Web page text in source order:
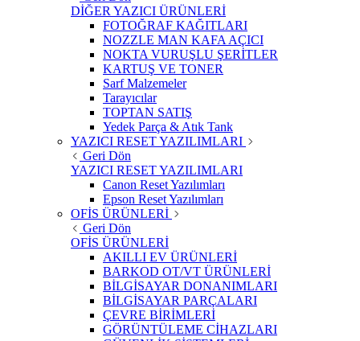
DİĞER YAZICI ÜRÜNLERİ
FOTOĞRAF KAĞITLARI
NOZZLE MAN KAFA AÇICI
NOKTA VURUŞLU ŞERİTLER
KARTUŞ VE TONER
Sarf Malzemeler
Tarayıcılar
TOPTAN SATIŞ
Yedek Parça & Atık Tank
YAZICI RESET YAZILIMLARI
Geri Dön
YAZICI RESET YAZILIMLARI
Canon Reset Yazılımları
Epson Reset Yazılımları
OFİS ÜRÜNLERİ
Geri Dön
OFİS ÜRÜNLERİ
AKILLI EV ÜRÜNLERİ
BARKOD OT/VT ÜRÜNLERİ
BİLGİSAYAR DONANIMLARI
BİLGİSAYAR PARÇALARI
ÇEVRE BİRİMLERİ
GÖRÜNTÜLEME CİHAZLARI